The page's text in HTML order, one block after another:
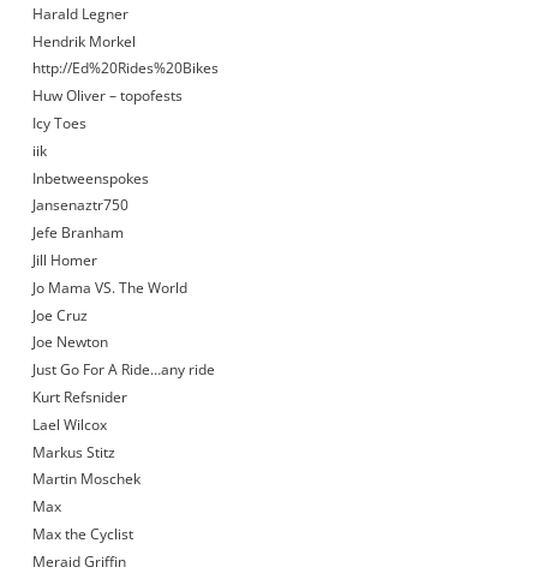
Harald Legner
Hendrik Morkel
http://Ed%20Rides%20Bikes
Huw Oliver – topofests
Icy Toes
iik
Inbetweenspokes
Jansenaztr750
Jefe Branham
Jill Homer
Jo Mama VS. The World
Joe Cruz
Joe Newton
Just Go For A Ride…any ride
Kurt Refsnider
Lael Wilcox
Markus Stitz
Martin Moschek
Max
Max the Cyclist
Meraid Griffin